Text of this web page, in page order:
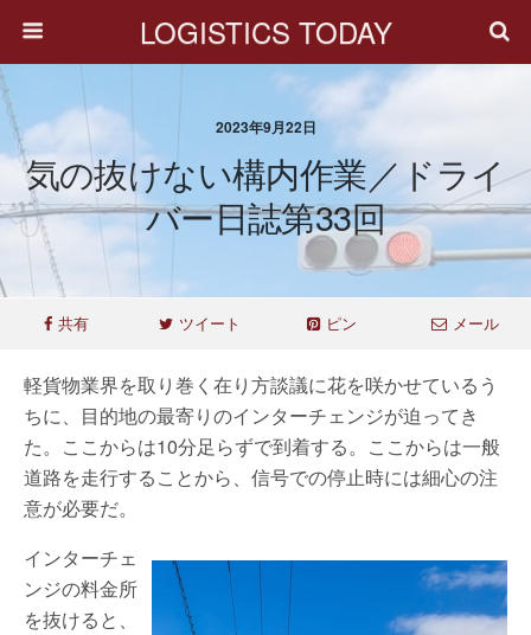
LOGISTICS TODAY
2023年9月22日
気の抜けない構内作業／ドライ
バー日誌第33回
共有 ツイート ピン メール
軽貨物業界を取り巻く在り方談議に花を咲かせているう
ちに、目的地の最寄りのインターチェンジが迫ってき
た。ここからは10分足らずで到着する。ここからは一般
道路を走行することから、信号での停止時には細心の注
意が必要だ。
インターチェ
ンジの料金所
を抜けると、